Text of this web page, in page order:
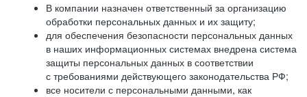
В компании назначен ответственный за организацию
обработки персональных данных и их защиту;
для обеспечения безопасности персональных данных
в наших информационных системах внедрена система
защиты персональных данных в соответствии
с требованиями действующего законодательства РФ;
все носители с персональными данными, как